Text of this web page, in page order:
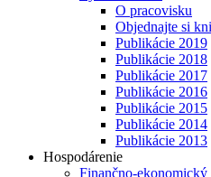
O pracovisku
Objednajte si
Publikácie 2019
Publikácie 2018
Publikácie 2017
Publikácie 2016
Publikácie 2015
Publikácie 2014
Publikácie 2013
Hospodárenie
Finančno-ekonomický